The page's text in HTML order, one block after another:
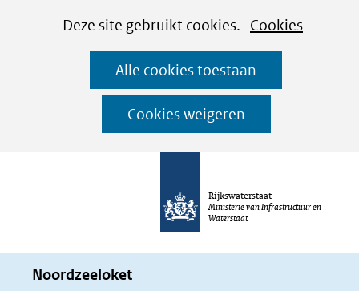
CookiesDeze site gebruikt cookies. Cookies
worden
toegestaan
Alle cookies toestaan
Cookies weigeren
Ga
naar
de
inhoud
Rijkswaterstaat
Ministerie van Infrastructuur en
Waterstaat
Noordzeeloket